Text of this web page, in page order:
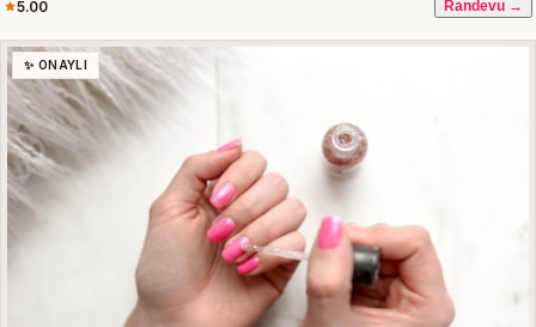
5.00 Randevu →
✨ ONAYLI